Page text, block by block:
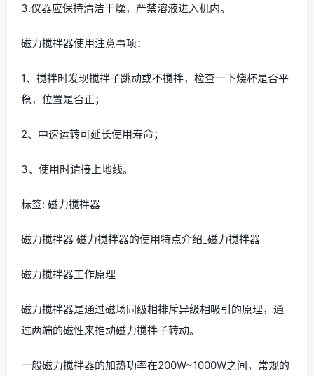
3.仪器应保持清洁干燥，严禁溶液进入机内。
磁力搅拌器使用注意事项：
1、搅拌时发现搅拌子跳动或不搅拌，检查一下烧杯是否平
稳，位置是否正；
2、中速运转可延长使用寿命；
3、使用时请接上地线。
标签: 磁力搅拌器
磁力搅拌器 磁力搅拌器的使用特点介绍_磁力搅拌器
磁力搅拌器工作原理
磁力搅拌器是通过磁场同级相排斥异级相吸引的原理，通
过两端的磁性来推动磁力搅拌子转动。
一般磁力搅拌器的加热功率在200W~1000W之间，常规的